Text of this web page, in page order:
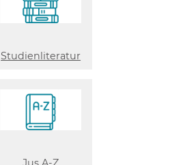
Studienliteratur